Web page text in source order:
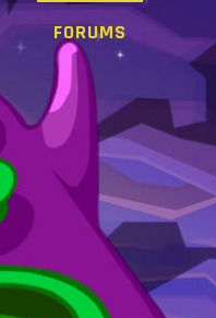
FORUMS